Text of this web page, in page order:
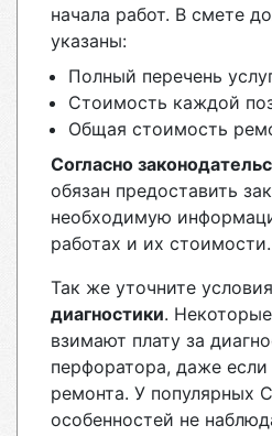
начала работ. В смете
указаны:
Полный перечень
Стоимость каждой
Общая стоимость
Согласно
обязан предоставить
необходимую
работах и их стоимости.
Так же уточните
диагностики.
взимают плату за
перфоратора, даже
ремонта. У популярных
особенностей не